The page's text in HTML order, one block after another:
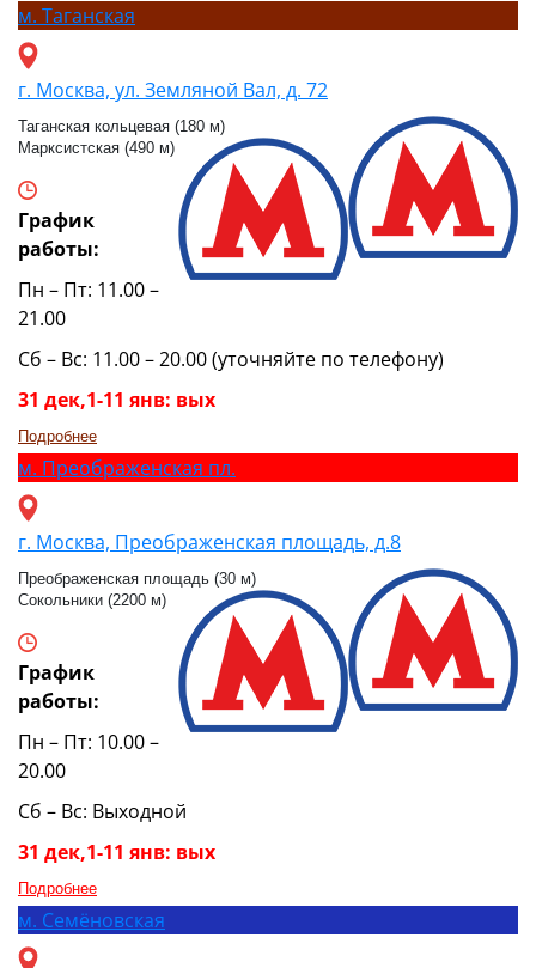
м. Таганская
г. Москва, ул. Земляной Вал, д. 72
Таганская кольцевая (180 м)
Марксистская (490 м)
График
работы:
Пн – Пт: 11.00 –
21.00
Сб – Вс: 11.00 – 20.00 (уточняйте по телефону)
31 дек,1-11 янв: вых
Подробнее
м. Преображенская пл.
г. Москва, Преображенская площадь, д.8
Преображенская площадь (30 м)
Сокольники (2200 м)
График
работы:
Пн – Пт: 10.00 –
20.00
Сб – Вс: Выходной
31 дек,1-11 янв: вых
Подробнее
м. Семёновская